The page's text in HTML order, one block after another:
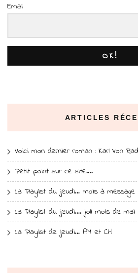
Email
OK!
ARTICLES
Voici mon dernier roman : Karl Von
Petit point sur ce site….
La Playlist du jeudi… mois à message
La Playlist du jeudi…. joli mois de mai
La Playlist de jeudi… AM et CH